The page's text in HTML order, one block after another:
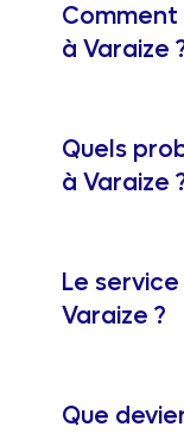
Comment
à Varaize
Quels
à Varaize
Le
Varaize ?
Que